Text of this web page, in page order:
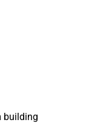
building